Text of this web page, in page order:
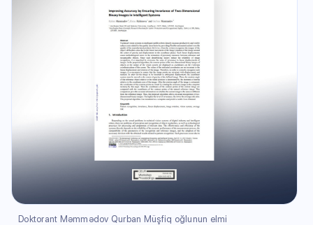
Doktorant Məmmədov Qurban Müşfiq oğlunun elmi